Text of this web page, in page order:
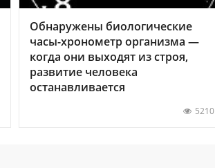
Обнаружены биологические
часы-хронометр организма —
когда они выходят из строя,
развитие человека
останавливается
5210